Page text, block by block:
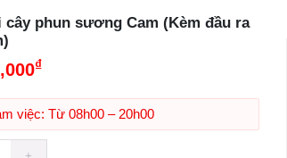
phun sương Cam (Kèm đầu ra
₫
việc: Từ 08h00 – 20h00